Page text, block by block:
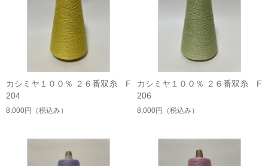
カシミヤ１００％ ２６番双糸 F
204
8,000円 （税込み）
カシミヤ１００％ ２６番双糸 F
206
8,000円 （税込み）